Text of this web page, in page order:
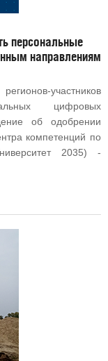
персональные
направлениям
участников
цифровых
об одобрении
компетенций по
2035) -